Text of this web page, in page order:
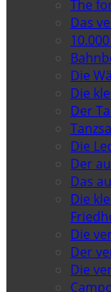
The
Das
Die
Die
Der
Die
Der
Das
Die
Die
Der
Die